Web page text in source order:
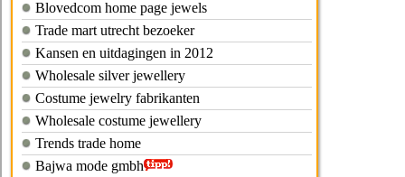
Blovedcom home page jewels
Trade mart utrecht bezoeker
Kansen en uitdagingen in 2012
Wholesale silver jewellery
Costume jewelry fabrikanten
Wholesale costume jewellery
Trends trade home
Bajwa mode gmbh